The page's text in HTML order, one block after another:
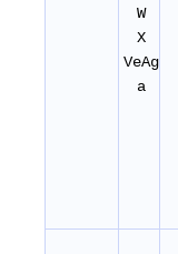
W
X
VeAg
a